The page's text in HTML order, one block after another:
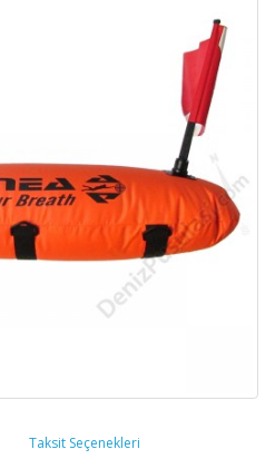
Taksit Seçenekleri